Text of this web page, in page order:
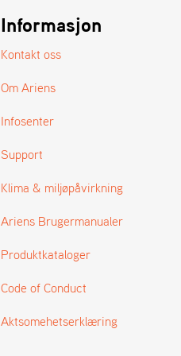
Informasjon
Kontakt oss
Om Ariens
Infosenter
Support
Klima & miljøpåvirkning
Ariens Brugermanualer
Produktkataloger
Code of Conduct
Aktsomehetserklæring